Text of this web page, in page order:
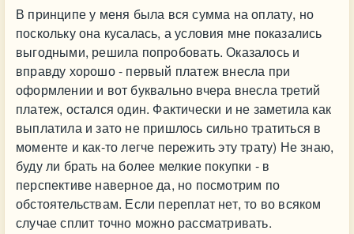
В принципе у меня была вся сумма на оплату, но
поскольку она кусалась, а условия мне показались
выгодными, решила попробовать. Оказалось и
вправду хорошо - первый платеж внесла при
оформлении и вот буквально вчера внесла третий
платеж, остался один. Фактически и не заметила как
выплатила и зато не пришлось сильно тратиться в
моменте и как-то легче пережить эту трату) Не знаю,
буду ли брать на более мелкие покупки - в
перспективе наверное да, но посмотрим по
обстоятельствам. Если переплат нет, то во всяком
случае сплит точно можно рассматривать.